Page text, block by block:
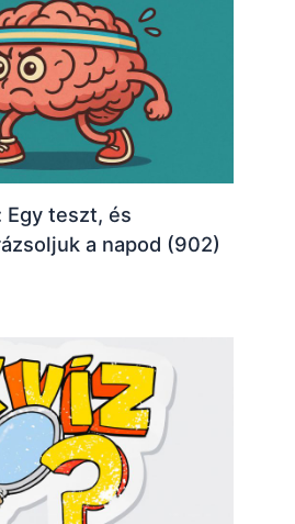
Egy teszt, és
a napod (902)